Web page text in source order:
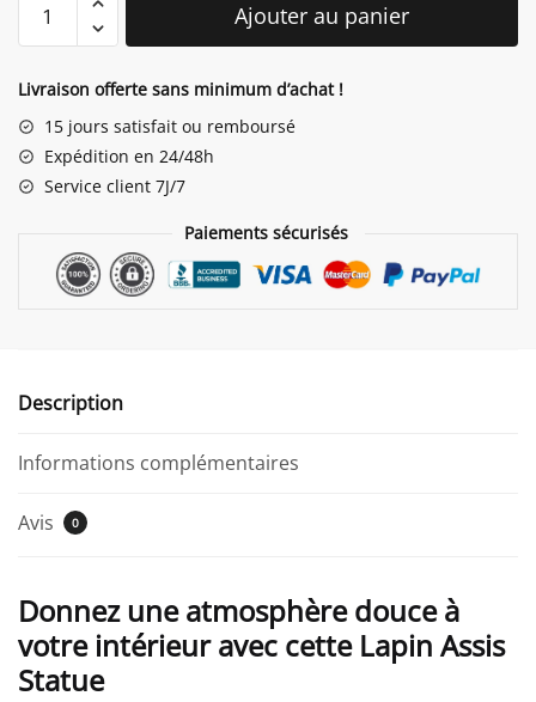
Assis
Ajouter au panier
Livraison offerte sans minimum d’achat !
15 jours satisfait ou remboursé
Expédition en 24/48h
Service client 7J/7
Paiements sécurisés
Description
Informations complémentaires
Avis 0
Donnez une atmosphère douce à
votre intérieur avec cette Lapin Assis
Statue